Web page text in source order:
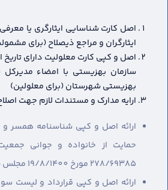
اصل کارت شناسایی ایثارگری یا
ایثارگران و مراجع ذیصلاح (برای
اصل و کپی کارت معلولیت دارای تاریخ
سازمان بهزیستی با امضاء
بهزیستی شهرستان (برای معلولین)
ارایه مدارک و مستندات لازم جهت
ارائه اصل و کپی شناسنامه همسر
حمایت از خانواده و جوانی
278/69385 مورخ 19/8/1400 مجلس شورای اسلامی)
ارائه اصل و کپی قرارداد و لیست